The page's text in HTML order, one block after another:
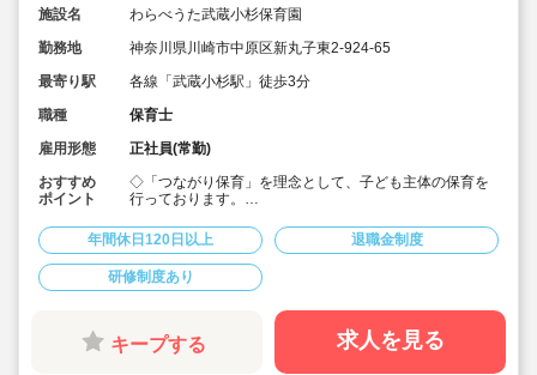
施設名
わらべうた武蔵小杉保育園
勤務地
神奈川県川崎市中原区新丸子東2-924-65
最寄り駅
各線「武蔵小杉駅」徒歩3分
職種
保育士
雇用形態
正社員(常勤)
おすすめ
ポイント
◇「つながり保育」を理念として、子ども主体の保育を
行っております。
あり♪
◇残業ゼロ推進 / 持ち帰り残業禁止 / 残業代は1分単位で
支給！
◇年間休日123日から / プライベートも充実 / 12連休取得
◇多彩なキャリアアップ研修 / 年間100以上実施 / 充実し
たバックアップ！
年間休日120日以上 退職金制度
研修制度あり
キープする 求人を見る